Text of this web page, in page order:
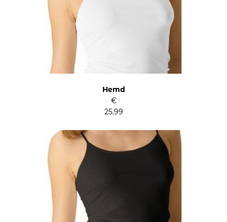
Hemd
€
25.99